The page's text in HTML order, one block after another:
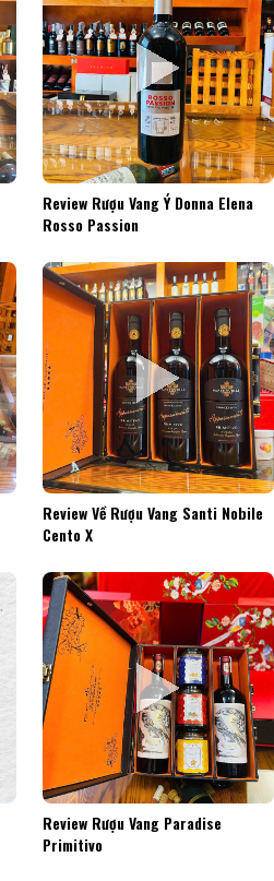
Review Rượu Vang Ý Donna Elena
Rosso Passion
Review Về Rượu Vang Santi Nobile
Cento X
Review Rượu Vang Paradise
Primitivo